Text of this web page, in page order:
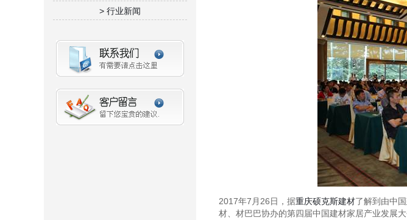
> 行业新闻
2017年7月26日，据重庆硕克斯建材了解到由中
材、材巴巴协办的第四届中国建材家居产业发展